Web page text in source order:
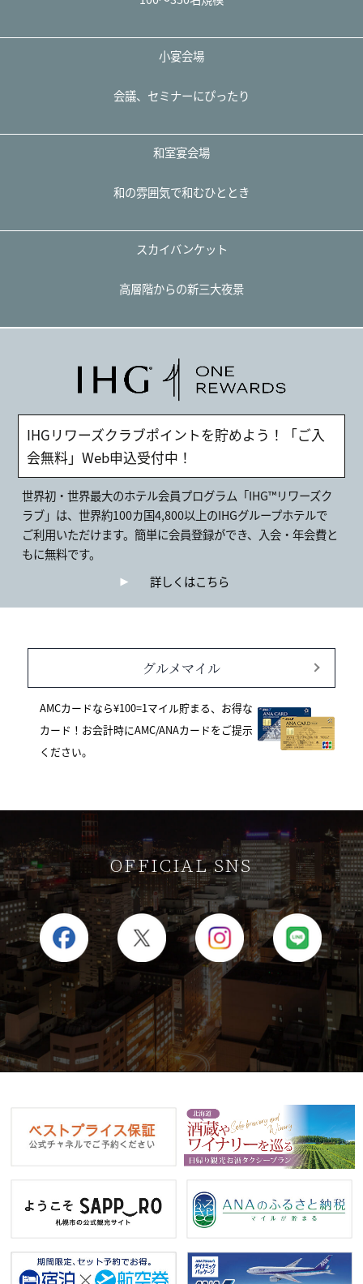
小宴会場
会議、セミナーにぴったり
和室宴会場
和の雰囲気で和むひととき
スカイバンケット
高層階からの新三大夜景
IHGリワーズクラブポイントを貯めよう！「ご入
会無料」Web申込受付中！
世界初・世界最大のホテル会員プログラム「IHG™リワーズク
ラブ」は、世界約100カ国4,800以上のIHGグループホテルで
ご利用いただけます。簡単に会員登録ができ、入会・年会費と
もに無料です。
詳しくはこちら
グルメマイル
AMCカードなら¥100=1マイル貯まる、お得な
カード！お会計時にAMC/ANAカードをご提示
ください。
OFFICIAL SNS